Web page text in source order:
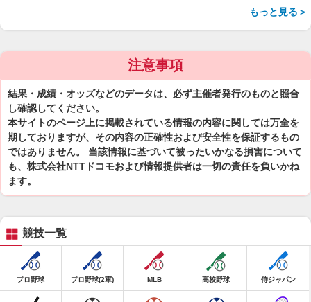
もっと見る＞
注意事項
結果・成績・オッズなどのデータは、必ず主催者発行のものと照合
し確認してください。
本サイトのページ上に掲載されている情報の内容に関しては万全を
期しておりますが、その内容の正確性および安全性を保証するもの
ではありません。 当該情報に基づいて被ったいかなる損害について
も、株式会社NTTドコモおよび情報提供者は一切の責任を負いかね
ます。
競技一覧
プロ野球 プロ野球(2軍) MLB 高校野球 侍ジャパン